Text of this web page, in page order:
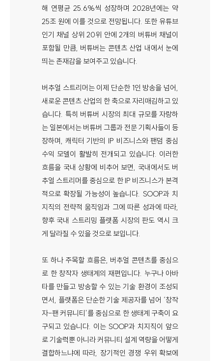
해 연평균 25.6%씩 성장하며 2028년에는 약
25조 원에 이를 것으로 전망됩니다. 또한 유튜브
인기 채널 상위 20위 안에 2개의 버튜버 채널이
포함될 만큼, 버튜버는 콘텐츠 산업 내에서 눈에
띄는 존재감을 보여주고 있습니다.
버추얼 스트리머는 이제 단순한 1인 방송을 넘어,
새로운 콘텐츠 산업의 한 축으로 자리매김하고 있
습니다. 특히 버튜버 시장의 최대 규모를 자랑하
는 일본에서는 버튜버 그룹과 전문 기획사들이 등
장하며, 캐릭터 기반의 IP 비즈니스와 팬덤 중심
수익 모델이 활발히 전개되고 있습니다. 이러한
흐름을 국내 상황에 비추어 보면, 국내에서도 버
추얼 스트리머를 중심으로 한 IP 비즈니스가 본격
적으로 확장될 가능성이 높습니다. SOOP과 치
지직의 전략적 움직임과 그에 따른 성과에 따라,
향후 국내 스트리밍 플랫폼 시장의 판도 역시 크
게 달라질 수 있을 것으로 보입니다.
또 하나 주목할 흐름은, 버추얼 콘텐츠를 중심으
로 한 창작자 생태계의 재편입니다. 누구나 아바
타를 만들고 방송할 수 있는 기술 환경이 조성되
면서, 플랫폼은 단순한 기술 제공자를 넘어 ‘창작
자-팬 커뮤니티’를 중심으로 한 생태계 구축이 요
구되고 있습니다. 이는 SOOP과 치지직이 앞으
로 기술력뿐 아니라 커뮤니티 설계 역량을 어떻게
결합하느냐에 따라, 장기적인 경쟁 우위 확보에